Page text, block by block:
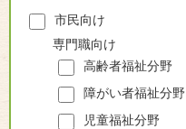
市民向け
専門職向け
高齢者福祉分野
障がい者福祉分野
児童福祉分野